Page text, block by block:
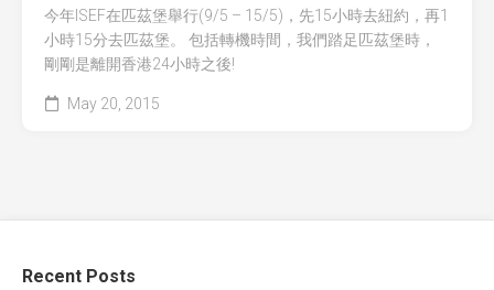
音間行者
今年ISEF在匹茲堡舉行(9/5 – 15/5)，先15小時去紐約，再1
小時15分去匹茲堡。 包括轉機時間，我們踏足匹茲堡時，
剛剛是離開香港24小時之後!
May 20, 2015
Recent Posts